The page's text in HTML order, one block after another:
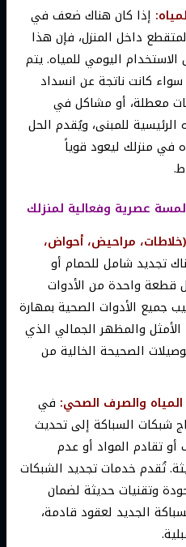
إذا كان هناك ضعف في
داخل المنزل، فإن هذا
اليومي للمياه. يتم
كانت ناتجة عن انسداد
معطلة، أو مشاكل في
للمبنى، ويُقدم الحل
في منزلك ليعود قوياً
لمسة عصرية وفعالية لمنزلك
مراحيض، أحواض،
تجديد شامل للحمام أو
قطعة واحدة من الأدوات
جميع الأدوات الصحية بمهارة
والمظهر الجمالي الذي
الصحيحة الخالية من
والصرف الصحي: في
شبكات السباكة إلى تحديث
أو تقادم المواد أو عدم
تُقدم خدمات تجديد الشبكات
وتقنيات حديثة لضمان
الجديد لعقود قادمة،